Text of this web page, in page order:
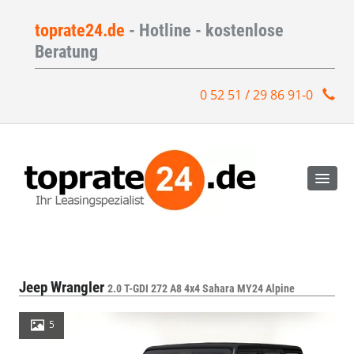
toprate24.de - Hotline - kostenlose
Beratung
0 52 51 / 29 86 91-0
Jeep Wrangler 2.0 T-GDI 272 A8 4x4 Sahara MY24 Alpine
5